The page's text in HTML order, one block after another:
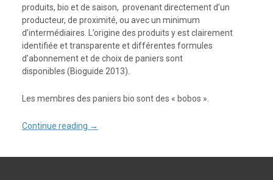
produits, bio et de saison, provenant directement d’un
producteur, de proximité, ou avec un minimum
d’intermédiaires. L’origine des produits y est clairement
identifiée et transparente et différentes formules
d’abonnement et de choix de paniers sont
disponibles (Bioguide 2013).
Les membres des paniers bio sont des « bobos ».
Continue reading →